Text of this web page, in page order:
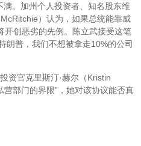
。加州个人投资者、知名股东维
）认为，如果总统能靠威
开创恶劣的先例。陈立武接受这笔
朗普，我们不想被拿走10%的公司
官克里斯汀·赫尔（Kristin
营部门的界限”，她对该协议能否真